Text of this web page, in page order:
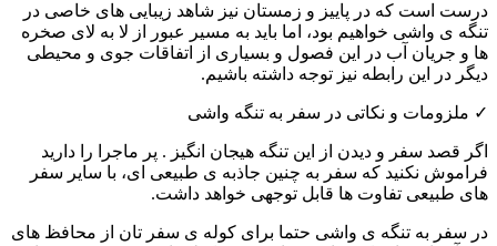
درست است که در پاییز و زمستان نیز شاهد زیبایی های خاصی در
تنگه ی واشی خواهیم بود، اما باید به مسیر عبور از لا به لای صخره
ها و جریان آب در این فصول و بسیاری از
اتفاقات جوی و محیطی
دیگر در این رابطه نیز توجه داشته باشیم.
✓ ملزومات و نکاتی در سفر به تنگه واشی
اگر قصد سفر و دیدن از این تنگه هیجان انگیز . پر ماجرا را دارید
فراموش نکنید که سفر به چنین جاذبه ی طبیعی ای، با سایر سفر
های طبیعی تفاوت ها قابل توجهی خواهد داشت.
در سفر به تنگه ی واشی حتما برای کوله ی سفر تان از محافظ های